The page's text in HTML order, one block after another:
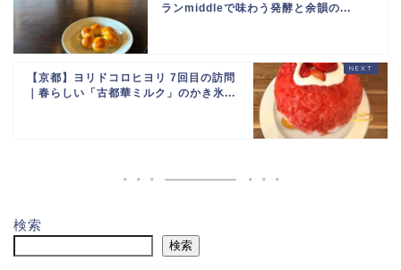
ランmiddleで味わう発酵と余韻の...
【京都】ヨリドコロヒヨリ 7回目の訪問
｜春らしい「古都華ミルク」のかき氷...
検索
検索